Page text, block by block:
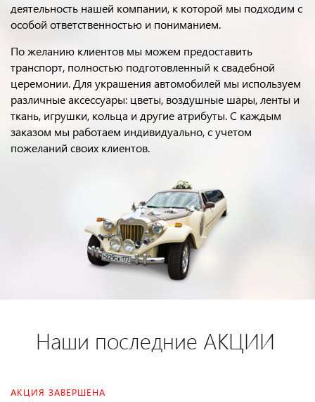
деятельность нашей компании, к которой мы подходим с
особой ответственностью и пониманием.
По желанию клиентов мы можем предоставить
транспорт, полностью подготовленный к свадебной
церемонии. Для украшения автомобилей мы используем
различные аксессуары: цветы, воздушные шары, ленты и
ткань, игрушки, кольца и другие атрибуты. С каждым
заказом мы работаем индивидуально, с учетом
пожеланий своих клиентов.
Наши последние АКЦИИ
АКЦИЯ ЗАВЕРШЕНА